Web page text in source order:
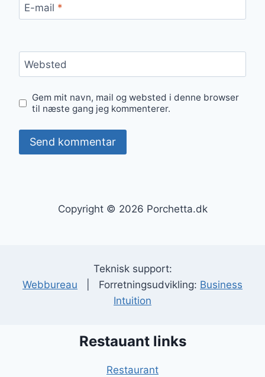
E-mail *
Websted
Gem mit navn, mail og websted i denne browser
til næste gang jeg kommenterer.
Copyright © 2026 Porchetta.dk
Teknisk support:
Webbureau | Forretningsudvikling: Business
Intuition
Restauant links
Restaurant